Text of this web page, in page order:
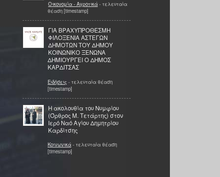
Οικονομία - Αγροτικά - τελευταία
θέαση [timestamp]
ΓΙΑ ΒΡΑΧΥΠΡΟΘΕΣΜΗ
ΦΙΛΟΞΕΝΙΑ ΑΣΤΕΓΩΝ
ΔΗΜΟΤΩΝ ΤΟΥ ΔΗΜΟΥ
ΚΟΙΝΩΝΙΚΟ ΞΕΝΩΝΑ
ΔΗΜΙΟΥΡΓΕΙ Ο ΔΗΜΟΣ
ΚΑΡΔΙΤΣΑΣ
Ειδήσεις - τελευταία θέαση
[timestamp]
Η ακολουθία του Νυμφίου
(Όρθρος Μ. Τετάρτης) στον
Ιερό Ναό Αγίου Δημητρίου
Καρδίτσης
Κοινωνικά - τελευταία θέαση
[timestamp]